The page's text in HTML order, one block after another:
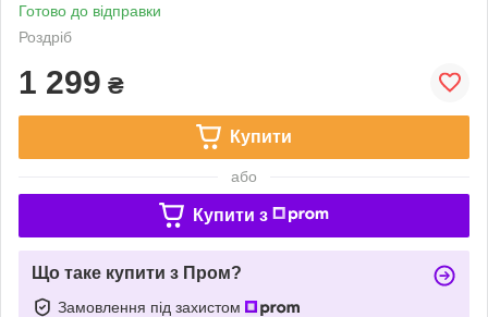
Готово до відправки
Роздріб
1 299 ₴
Купити
або
Купити з
Що таке купити з Пром?
Замовлення під захистом